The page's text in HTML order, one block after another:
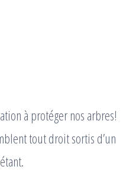
à protéger nos arbres!
tout droit sortis d’un